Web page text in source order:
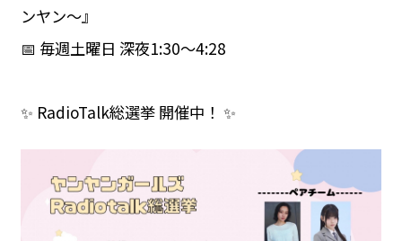
ンヤン〜』
📅 毎週土曜日 深夜1:30～4:28
✨ RadioTalk総選挙 開催中！ ✨